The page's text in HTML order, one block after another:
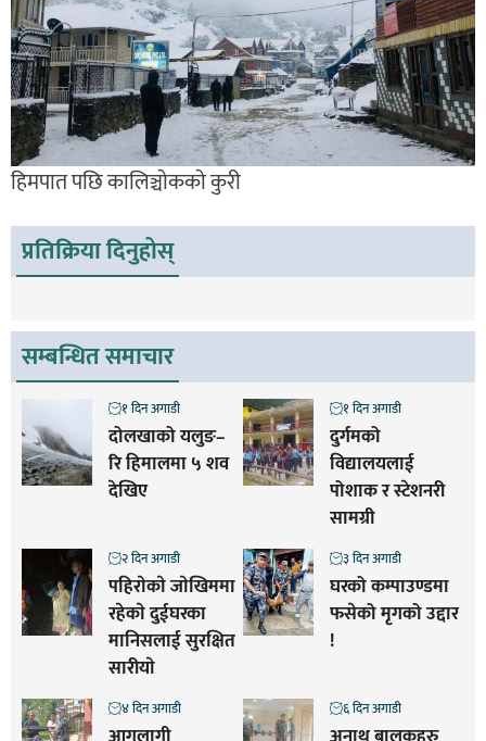
हिमपात पछि कालिञ्चाेककाे कुरी
प्रतिक्रिया दिनुहोस्
सम्बन्धित समाचार
दोलखाको यलुङ–
रि हिमालमा ५ शव
देखिए
१ दिन अगाडी
दुर्गमको
विद्यालयलाई
पोशाक र स्टेशनरी
सामग्री
१ दिन अगाडी
पहिराेकाे जाेखिममा
रहेकाे दुईघरका
मानिसलाई सुरक्षित
सारीयाे
२ दिन अगाडी
घरको कम्पाउण्डमा
फसेको मृगको उद्दार
!
३ दिन अगाडी
४ दिन अगाडी ६ दिन अगाडी